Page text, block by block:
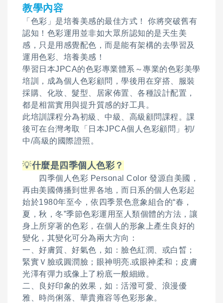
教學內容
「色彩」是培養美感的最佳方式！ 你將突破舊有
認知！色彩運用並非如大眾所認知的是天生美
感，只是用感覺配色，而是能有架構的去學習及
運用色彩、培養美感！
學習日本JPCA的色彩專業體系～專業的色彩美學
培訓，成為個人色彩顧問，學後用在穿搭、服裝
採購、化妝、髮型、居家佈置、各種設計配置，
都是相當實用與提升質感的好工具。
此培訓課程分為初級、中級、高級顧問課程。課
後可在台灣考取「日本JPCA個人色彩顧問」初/
中/高級的國際證照。
💡什麼是四季個人色彩？
四季個人色彩 Personal Color 發源自美國，
再由美國傳播到世界各地，而日系的個人色彩起
始於1980年至今，依四季景色意象組合的“春，
夏，秋，冬”季節色彩運用至人類個體的方法，讓
身上所穿著的色彩，在個人的形象上產生良好的
變化，其變化可分為兩大方向：
一、好膚質、好氣色，如：臉色紅潤、或白晳；
緊實Ｖ臉或圓潤臉；眼神明亮.或眼神柔和；皮膚
光澤有彈力或像上了粉底一般細緻。
二、良好印象的效果，如：活潑可愛、浪漫優
雅、時尚俐落、華貴雍容等色彩形象。